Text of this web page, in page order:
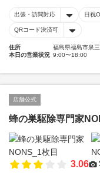
出張・訪問対応 日祝
QRコード決済可
住所
福島県福島市泉
本日の営業状況 9:00〜18:00
店舗公式
蜂の巣駆除専門家
3.06